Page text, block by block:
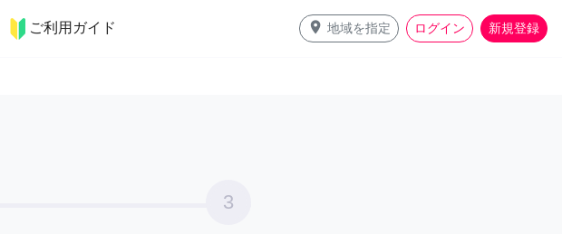
ご利用ガイド place 地域を指定 ログイン 新規登録
ット 料理
3